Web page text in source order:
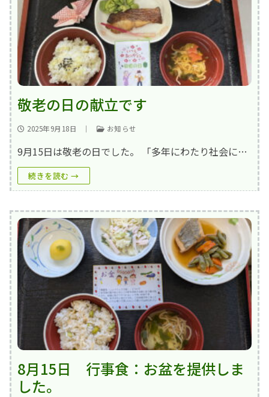
敬老の日の献立です
2025年9月18日 ｜ お知らせ
9月15日は敬老の日でした。 「多年にわたり社会に…
続きを読む →
8月15日 行事食：お盆を提供しま
した。